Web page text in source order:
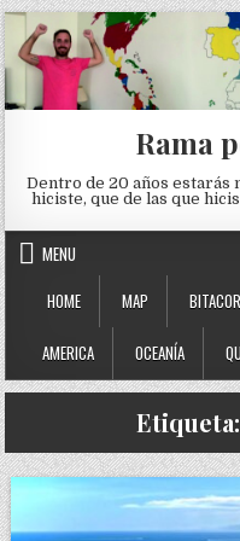
Skip to content
Rama
Dentro de 20 años estarás
hiciste, que de las que
MENU
HOME
MAP
AMERICA OCEANÍA
Etiqueta: